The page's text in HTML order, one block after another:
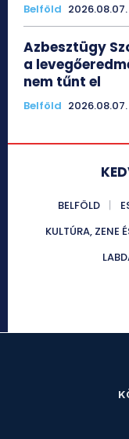
Belföld 2026.08.07.
Azbesztügy
a
nem tűnt el
Belföld 2026.08.07.
BELFÖLD
KULTÚRA, ZENE